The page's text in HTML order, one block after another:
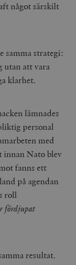
något särskilt
samma strategi:
utan att vara
klarhet.
lämnades
personal
med
innan Nato blev
fanns ett
på agendan
roll
fördjupat
resultat.